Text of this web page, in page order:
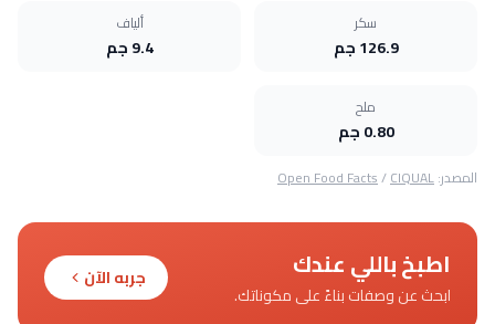
سكر
126.9 جم
ألياف
9.4 جم
ملح
0.80 جم
المصدر: Open Food Facts/CIQUAL
اطبخ باللي عندك
ابحث عن وصفات بناءً على مكوناتك.
جربه الآن